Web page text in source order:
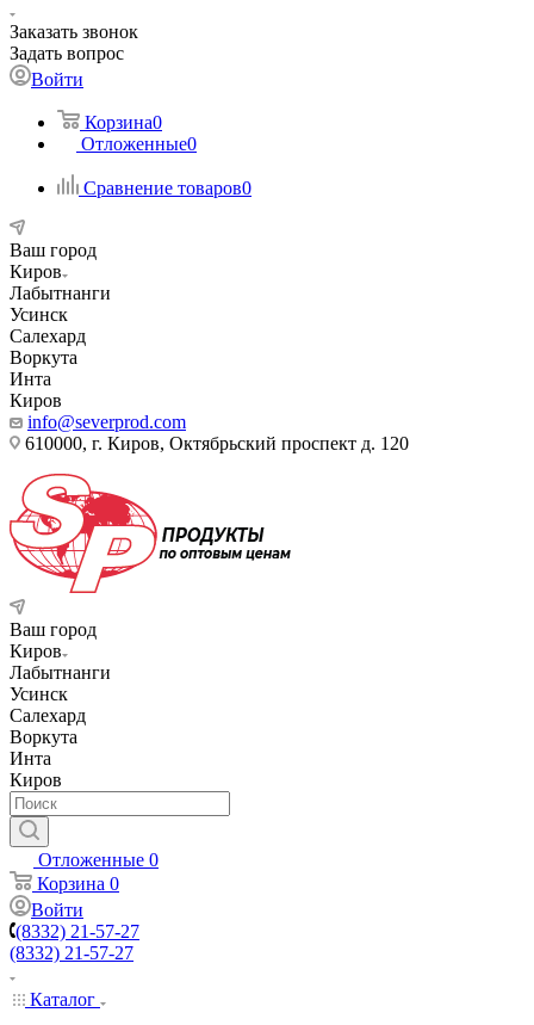
Заказать звонок
Задать вопрос
Войти
Корзина0
Отложенные0
Сравнение товаров0
Ваш город
Киров
Лабытнанги
Усинск
Салехард
Воркута
Инта
Киров
info@severprod.com
610000, г. Киров, Октябрьский проспект д. 120
Ваш город
Киров
Лабытнанги
Усинск
Салехард
Воркута
Инта
Киров
Отложенные 0
Корзина 0
Войти
(8332) 21-57-27
(8332) 21-57-27
Каталог